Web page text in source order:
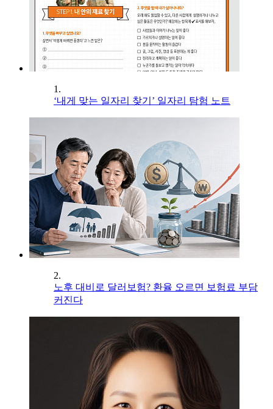
1.
‘내게 맞는 일자리 찾기’ 일자리 탐험 노트
2.
노후 대비로 달러보험? 환율 오르면 보험료 부담
커진다